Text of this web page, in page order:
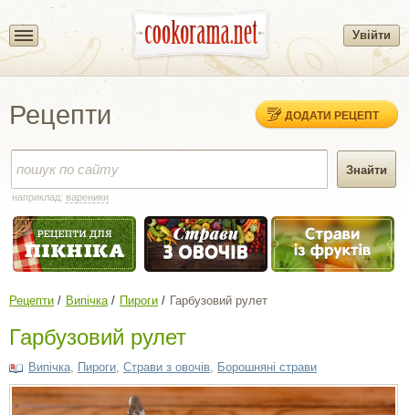
Увійти
Рецепти ДОДАТИ РЕЦЕПТ
наприклад: вареники
Рецепти Випічка Пироги Гарбузовий рулет
Гарбузовий рулет
Випічка Пироги Страви з овочів Борошняні страви